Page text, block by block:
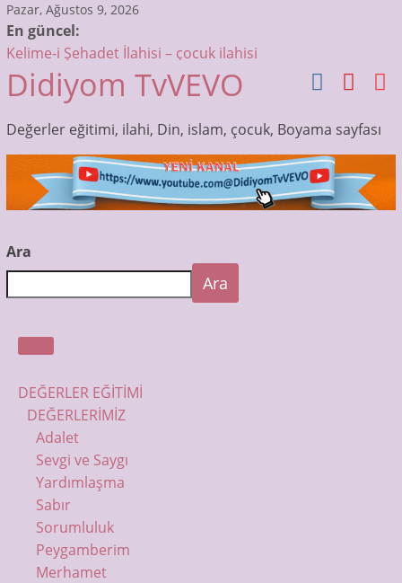
Skip
to
content
Pazar, Ağustos 9, 2026
En güncel:
Kelime-i Şehadet İlahisi – çocuk ilahisi
Sübhaneke Ezberle – Çocuklar için Dua ve Sureler
Allah’tır ilk sözümüz – Bismillah Bismillah – çocuk ilahisi
Muhammedin Gözleri İlahisi – Çocuk İlahileri Dinle –
Didiyom Tv
Otobüsün Tekerleri Dönüyor! | Çocuk Şarkıları | Bebek
Şarkıları
Didiyom TvVEVO
Değerler eğitimi, ilahi, Din, islam, çocuk, Boyama sayfası
Ara
Ara
DEĞERLER EĞİTİMİ
DEĞERLERİMİZ
Adalet
Sevgi ve Saygı
Yardımlaşma
Sabır
Sorumluluk
Peygamberim
Merhamet